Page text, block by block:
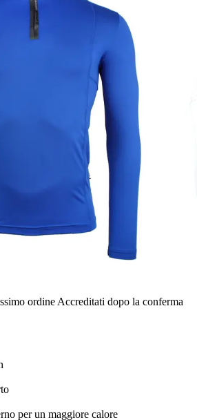
ordine Accreditati dopo la conferma
per un maggiore calore